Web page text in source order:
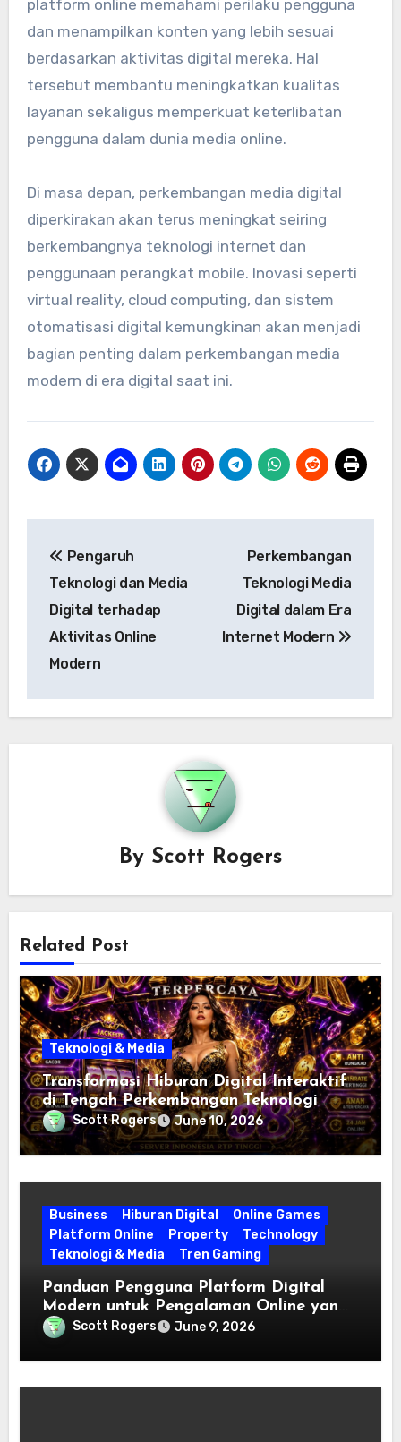
platform online memahami perilaku pengguna
dan menampilkan konten yang lebih sesuai
berdasarkan aktivitas digital mereka. Hal
tersebut membantu meningkatkan kualitas
layanan sekaligus memperkuat keterlibatan
pengguna dalam dunia media online.
Di masa depan, perkembangan media digital
diperkirakan akan terus meningkat seiring
berkembangnya teknologi internet dan
penggunaan perangkat mobile. Inovasi seperti
virtual reality, cloud computing, dan sistem
otomatisasi digital kemungkinan akan menjadi
bagian penting dalam perkembangan media
modern di era digital saat ini.
navigation
Pengaruh
Teknologi dan Media
Digital terhadap
Aktivitas Online
Modern
Perkembangan
Teknologi Media
Digital dalam Era
Internet Modern
By Scott Rogers
Related Post
Teknologi & Media
Transformasi Hiburan Digital Interaktif
di Tengah Perkembangan Teknologi
ModernScott Rogers June 10, 2026
Business Hiburan Digital
Online Games
Platform Online
Property
Technology
Teknologi & Media
Tren Gaming
Panduan Pengguna Platform Digital
Modern untuk Pengalaman Online yang
Lebih Efisien
Scott Rogers June 9, 2026